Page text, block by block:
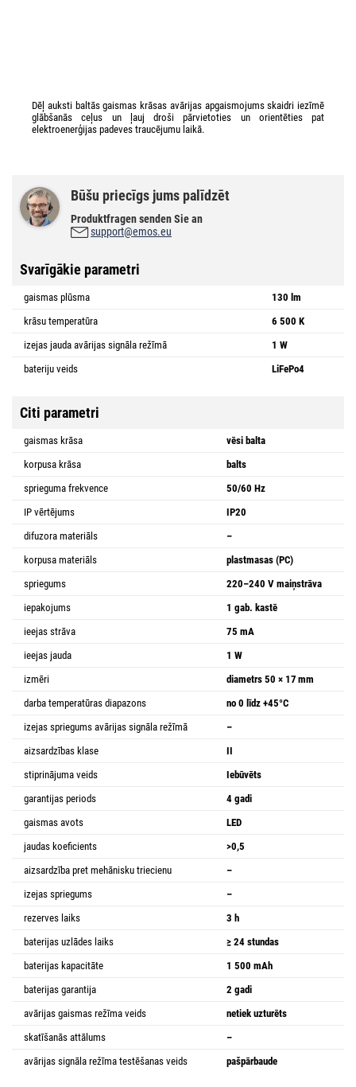
Dēļ auksti baltās gaismas krāsas avārijas apgaismojums skaidri iezīmē
glābšanās ceļus un ļauj droši pārvietoties un orientēties pat
elektroenerģijas padeves traucējumu laikā.
Būšu priecīgs jums palīdzēt
Produktfragen senden Sie an
support@emos.eu
Svarīgākie parametri
gaismas plūsma
130 lm
krāsu temperatūra
6 500 K
izejas jauda avārijas signāla režīmā
1 W
bateriju veids
LiFePo4
Citi parametri
gaismas krāsa
vēsi balta
korpusa krāsa
balts
sprieguma frekvence
50/60 Hz
IP vērtējums
IP20
difuzora materiāls
–
korpusa materiāls
plastmasas (PC)
spriegums
220–240 V maiņstrāva
iepakojums
1 gab. kastē
ieejas strāva
75 mA
ieejas jauda
1 W
izmēri
diametrs 50 × 17 mm
darba temperatūras diapazons
no 0 līdz +45°C
izejas spriegums avārijas signāla režīmā
–
aizsardzības klase
II
stiprinājuma veids
Iebūvēts
garantijas periods
4 gadi
gaismas avots
LED
jaudas koeficients
>0,5
aizsardzība pret mehānisku triecienu
–
izejas spriegums
–
rezerves laiks
3 h
baterijas uzlādes laiks
≥ 24 stundas
baterijas kapacitāte
1 500 mAh
baterijas garantija
2 gadi
avārijas gaismas režīma veids
netiek uzturēts
skatīšanās attālums
–
avārijas signāla režīma testēšanas veids
pašpārbaude